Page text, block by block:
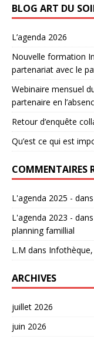
BLOG ART DU
L’agenda 2026
Nouvelle formation
partenariat avec le
Webinaire mensuel
partenaire en
Retour d’enquête
Qu’est ce qui est
COMMENTAIRES
L'agenda 2025 - dans
L'agenda 2023 - dans
planning famillial
L.M dans
ARCHIVES
juillet 2026
juin 2026